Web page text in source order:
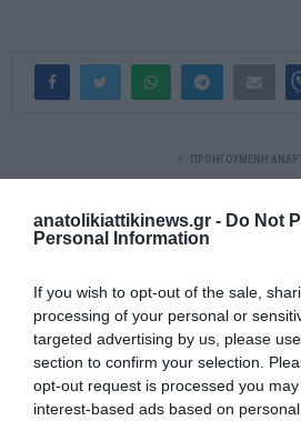
anatolikiattikinews.gr - Do Not
Personal Information
If you wish to opt-out of the sale,
processing of your personal or
targeted advertising by us, please
section to confirm your selection.
opt-out request is processed you
interest-based ads based on
ΠΡΟΗΓΟΎΜΕΝΗ
Live η συνέντευξη του Κυριάκου
ΣΧΕΤΙΚΈΣ ΑΝΑΡΤΉΣΕΙΣ